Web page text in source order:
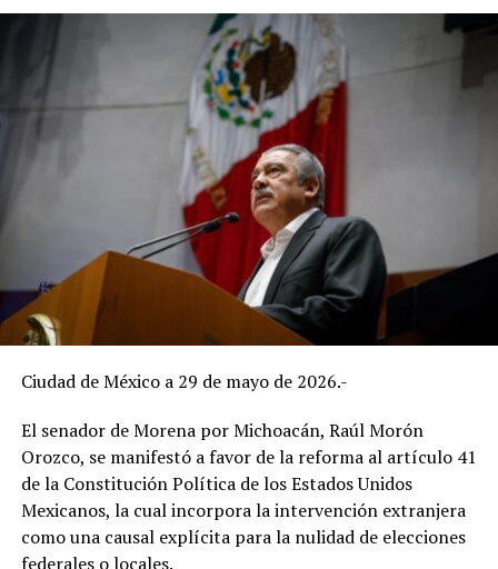
Ciudad de México a 29 de mayo de 2026.-
El senador de Morena por Michoacán, Raúl Morón
Orozco, se manifestó a favor de la reforma al artículo 41
de la Constitución Política de los Estados Unidos
Mexicanos, la cual incorpora la intervención extranjera
como una causal explícita para la nulidad de elecciones
federales o locales.